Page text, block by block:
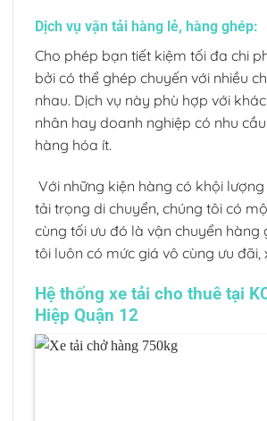
Dịch vụ vận tải hàng lẻ, hàng ghép:
Cho phép bạn tiết kiệm tối đa chi
bởi có thể ghép chuyến với nhiều
nhau. Dịch vụ này phù hợp với
nhân hay doanh nghiệp có nhu
hàng hóa ít.
Với những kiện hàng có khội
tải trọng di chuyển, chúng tôi có
cùng tối ưu đó là vận chuyển hàng
tôi luôn có mức giá vô cùng ưu đãi,
Hệ thống xe tải cho thuê tại
Hiệp Quận 12